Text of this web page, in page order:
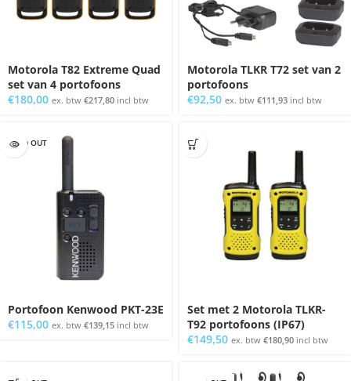
Motorola T82 Extreme Quad
set van 4 portofoons
€180,00 ex. btw €217,80 incl btw
Motorola TLKR T72 set van 2
portofoons
€92,50 ex. btw €111,93 incl btw
SOLD OUT
Portofoon Kenwood PKT-23E
€115,00 ex. btw €139,15 incl btw
Set met 2 Motorola TLKR-
T92 portofoons (IP67)
€149,50 ex. btw €180,90 incl btw